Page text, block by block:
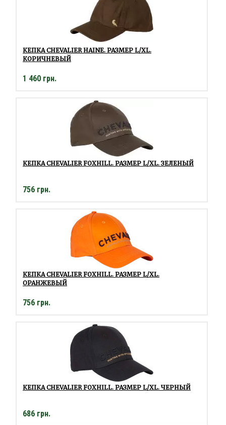
КЕПКА CHEVALIER HAINE. РАЗМЕР L/XL.
КОРИЧНЕВЫЙ
1 460 грн.
КЕПКА CHEVALIER FOXHILL. РАЗМЕР L/XL. ЗЕЛЕНЫЙ
756 грн.
КЕПКА CHEVALIER FOXHILL. РАЗМЕР L/XL.
ОРАНЖЕВЫЙ
756 грн.
КЕПКА CHEVALIER FOXHILL. РАЗМЕР L/XL. ЧЕРНЫЙ
686 грн.